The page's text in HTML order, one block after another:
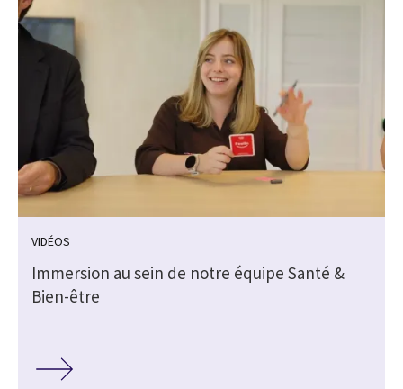
VIDÉOS
Immersion au sein de notre équipe Santé &
Bien-être